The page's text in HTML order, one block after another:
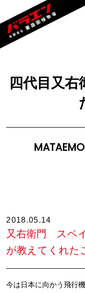
四代目又右
2018.05.14
又右衛門 ス
が教えてくれた
今は日本に向かう飛行